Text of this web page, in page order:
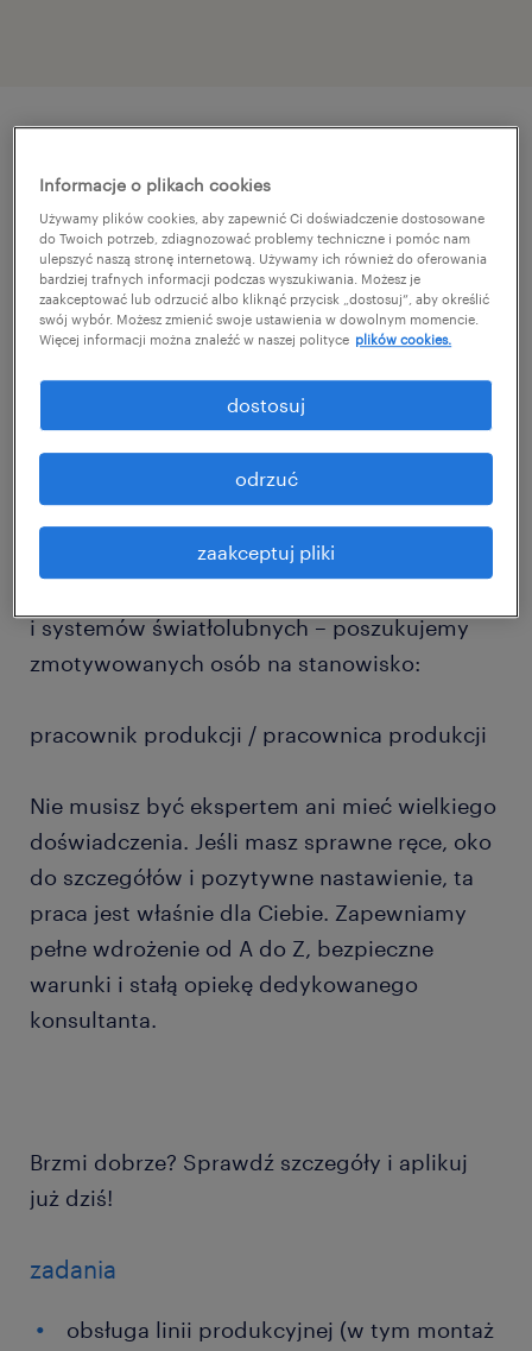
Nowa praca w Pile? Rozświetl swoją karierę z
Randstad!
Chcesz zmienić branżę, a może szukasz
swojej pierwszej, w pełni stabilnej pracy? W
Randstad wierzymy, że najważniejsze są
Twoje chęci i zaangażowanie – reszty chętnie
Dla naszego klienta w Pile – światowego
i systemów światłolubnych – poszukujemy
zmotywowanych osób na stanowisko:
pracownik produkcji / pracownica produkcji
Nie musisz być ekspertem ani mieć wielkiego
doświadczenia. Jeśli masz sprawne ręce, oko
do szczegółów i pozytywne nastawienie, ta
praca jest właśnie dla Ciebie. Zapewniamy
pełne wdrożenie od A do Z, bezpieczne
warunki i stałą opiekę dedykowanego
konsultanta.
Brzmi dobrze? Sprawdź szczegóły i aplikuj
już dziś!
zadania
obsługa linii produkcyjnej (w tym montaż
Informacje o plikach cookies
Używamy plików cookies, aby zapewnić Ci doświadczenie dostosowane
do Twoich potrzeb, zdiagnozować problemy techniczne i pomóc nam
ulepszyć naszą stronę internetową. Używamy ich również do oferowania
bardziej trafnych informacji podczas wyszukiwania. Możesz je
zaakceptować lub odrzucić albo kliknąć przycisk „dostosuj”, aby określić
swój wybór. Możesz zmienić swoje ustawienia w dowolnym momencie.
Więcej informacji można znaleźć w naszej polityce plików cookies.
zaakceptuj pliki
odrzuć
dostosuj